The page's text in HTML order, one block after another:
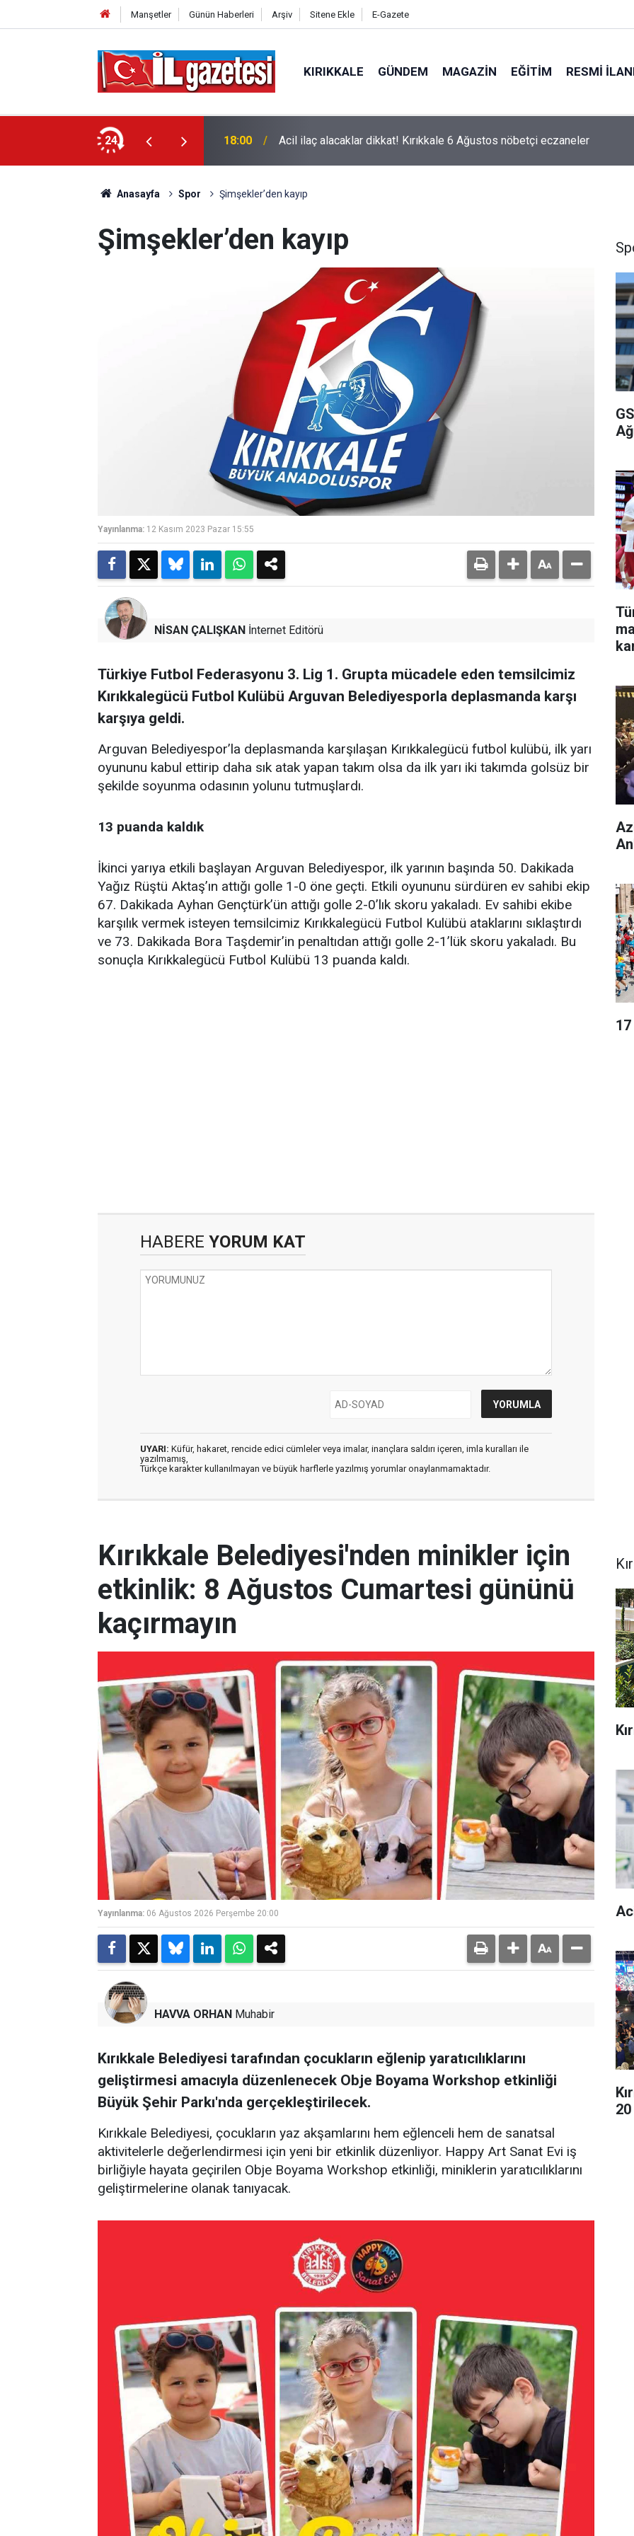
Manşetler Günün Haberleri Arşiv Sitene Ekle E-Gazete
KIRIKKALE GÜNDEM MAGAZIN EĞITIM RESMI
24
mahallede mücadele sürüyor 18:00 Acil ilaç alacaklar dikkat! Kırıkkale 6 Ağustos nöbetçi eczaneler
Anasayfa Spor Şimşekler’den kayıp
Şimşekler’den kayıp
Yayınlanma: 12 Kasım 2023 Pazar 15:55
NİSAN ÇALIŞKAN İnternet Editörü
Türkiye Futbol Federasyonu 3. Lig 1. Grupta mücadele eden temsilcimiz
Kırıkkalegücü Futbol Kulübü Arguvan Belediyesporla deplasmanda karşı
karşıya geldi.
Arguvan Belediyespor’la deplasmanda karşılaşan Kırıkkalegücü futbol kulübü, ilk yarı
oyununu kabul ettirip daha sık atak yapan takım olsa da ilk yarı iki takımda golsüz bir
şekilde soyunma odasının yolunu tutmuşlardı.
13 puanda kaldık
İkinci yarıya etkili başlayan Arguvan Belediyespor, ilk yarının başında 50. Dakikada
Yağız Rüştü Aktaş’ın attığı golle 1-0 öne geçti. Etkili oyununu sürdüren ev sahibi ekip
67. Dakikada Ayhan Gençtürk’ün attığı golle 2-0’lık skoru yakaladı. Ev sahibi ekibe
karşılık vermek isteyen temsilcimiz Kırıkkalegücü Futbol Kulübü ataklarını sıklaştırdı
ve 73. Dakikada Bora Taşdemir’in penaltıdan attığı golle 2-1’lük skoru yakaladı. Bu
sonuçla Kırıkkalegücü Futbol Kulübü 13 puanda kaldı.
HABERE YORUM KAT
UYARI: Küfür, hakaret, rencide edici cümleler veya imalar, inançlara saldırı içeren, imla kuralları ile
yazılmamış,
Türkçe karakter kullanılmayan ve büyük harflerle yazılmış yorumlar onaylanmamaktadır.
Kırıkkale Belediyesi'nden minikler için
etkinlik: 8 Ağustos Cumartesi gününü
kaçırmayın
Yayınlanma: 06 Ağustos 2026 Perşembe 20:00
HAVVA ORHAN Muhabir
Kırıkkale Belediyesi tarafından çocukların eğlenip yaratıcılıklarını
geliştirmesi amacıyla düzenlenecek Obje Boyama Workshop etkinliği
Büyük Şehir Parkı'nda gerçekleştirilecek.
Kırıkkale Belediyesi, çocukların yaz akşamlarını hem eğlenceli hem de sanatsal
aktivitelerle değerlendirmesi için yeni bir etkinlik düzenliyor. Happy Art Sanat Evi iş
birliğiyle hayata geçirilen Obje Boyama Workshop etkinliği, miniklerin yaratıcılıklarını
geliştirmelerine olanak tanıyacak.
20